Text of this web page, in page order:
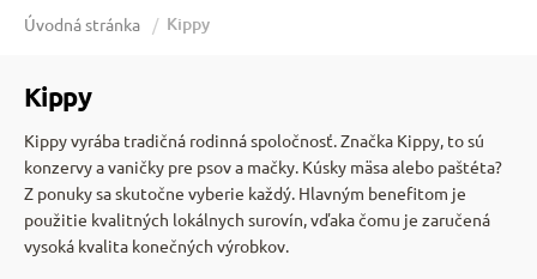
psov
psov
mačky
mačky
Úvodná stránka Kippy
Kippy
Kippy vyrába tradičná rodinná spoločnosť. Značka Kippy, to sú
konzervy a vaničky pre psov a mačky. Kúsky mäsa alebo paštéta?
Z ponuky sa skutočne vyberie každý. Hlavným benefitom je
použitie kvalitných lokálnych surovín, vďaka čomu je zaručená
vysoká kvalita konečných výrobkov.